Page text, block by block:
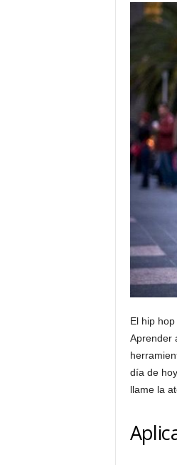
El hip
Aprender
día de
llame la